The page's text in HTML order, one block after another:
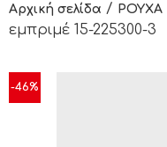
Αρχική σελίδα / ΡΟΥΧΑ
εμπριμέ 15-225300-3
-46%